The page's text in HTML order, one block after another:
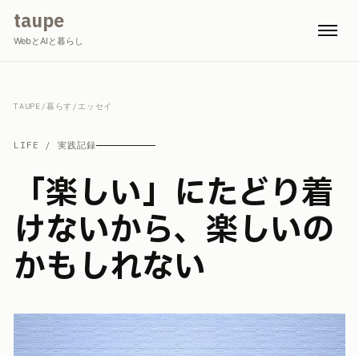
taupe
WebとAIと暮らし
TAUPE/暮らす/ エッセイ
LIFE / 実践記録
「楽しい」にたどり着
けないから、楽しいの
かもしれない